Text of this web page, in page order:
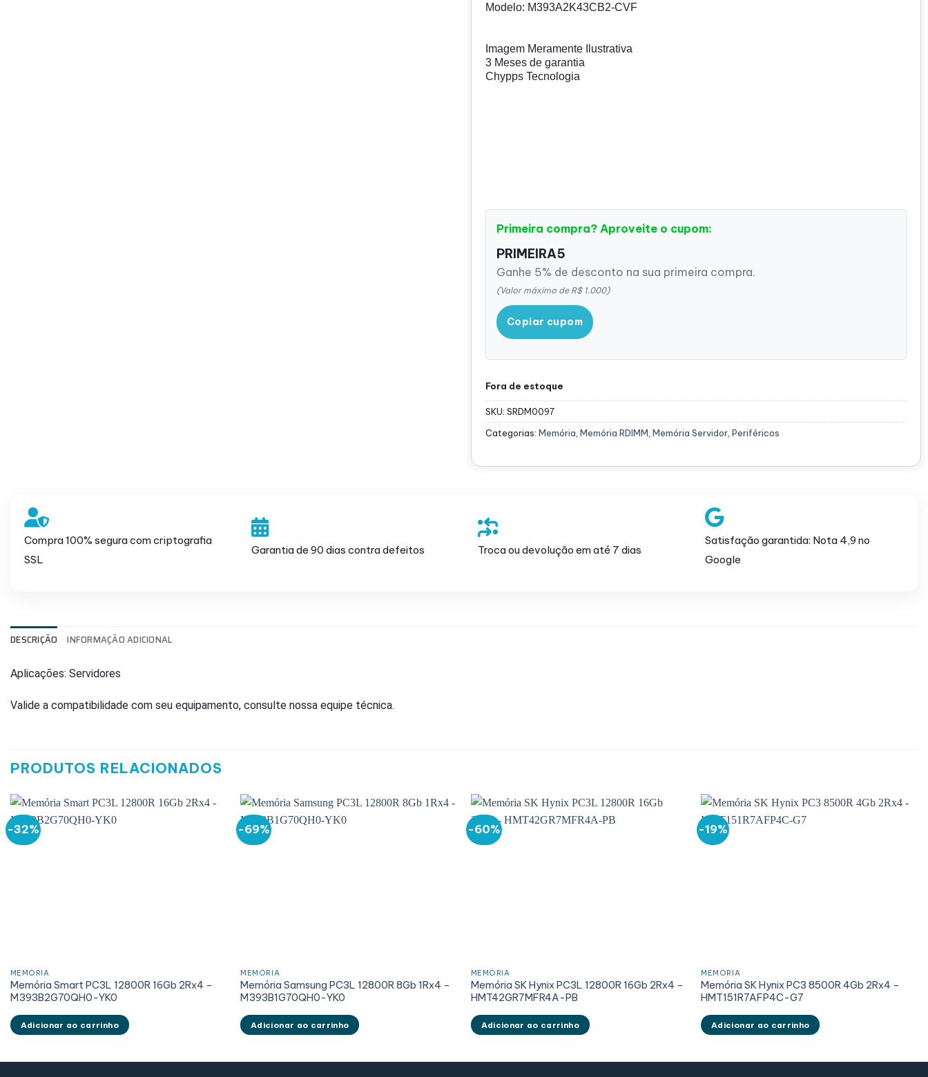
Modelo: M393A2K43CB2-CVF
Imagem Meramente Ilustrativa
3 Meses de garantia
Chypps Tecnologia
Primeira compra? Aproveite o cupom:
PRIMEIRA5
Ganhe 5% de desconto na sua primeira compra.
(Valor máximo de R$ 1.000)
Copiar cupom
Fora de estoque
SKU: SRDM0097
Categorias: Memória Memória RDIMM Memória Servidor Periféricos
Compra 100% segura com criptografia
SSL
Garantia de 90 dias contra defeitos Troca ou devolução em até 7 dias
Satisfação garantida: Nota 4,9 no
Google
DESCRIÇÃO INFORMAÇÃO ADICIONAL
Aplicações: Servidores
Valide a compatibilidade com seu equipamento, consulte nossa equipe técnica.
PRODUTOS RELACIONADOS
-32%
MEMÓRIA
Memória Smart PC3L 12800R 16Gb 2Rx4 –
M393B2G70QH0-YK0
Adicionar ao carrinho
-69%
MEMÓRIA
Memória Samsung PC3L 12800R 8Gb 1Rx4 –
M393B1G70QH0-YK0
Adicionar ao carrinho
-60%
MEMÓRIA
Memória SK Hynix PC3L 12800R 16Gb 2Rx4 –
HMT42GR7MFR4A-PB
Adicionar ao carrinho
-19%
MEMÓRIA
Memória SK Hynix PC3 8500R 4Gb 2Rx4 –
HMT151R7AFP4C-G7
Adicionar ao carrinho